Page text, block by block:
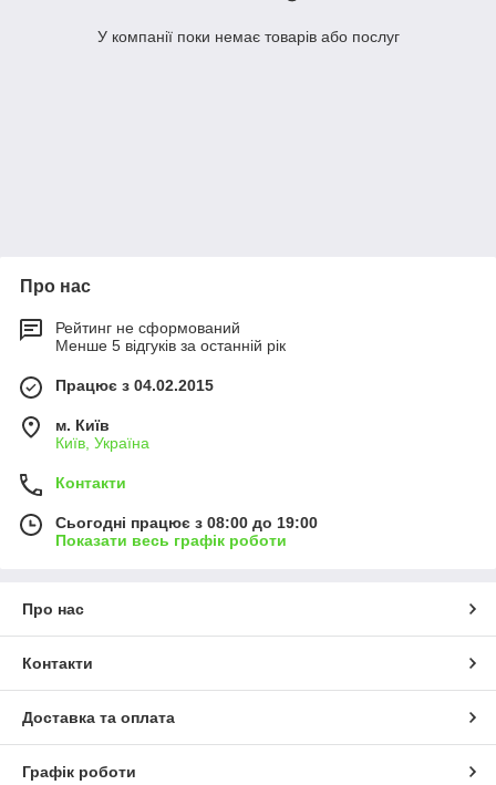
Рибні субпродукти, тваринний протеїн, натуральний риб'ячий
жир, зернові, мідії, краби, вітаміни та мінеральні добавки,
каратиноидный рослинний пігмент «АСТАКСАНТИН» .
широкого спектру, які посилюють ріст риби і зміцнюють
У компанії поки немає товарів або послуг
Про нас
Рейтинг не сформований
Менше 5 відгуків за останній рік
Працює з 04.02.2015
м. Київ
Київ, Україна
Контакти
Сьогодні працює з 08:00 до 19:00
Показати весь графік роботи
Про нас
Контакти
Доставка та оплата
Графік роботи